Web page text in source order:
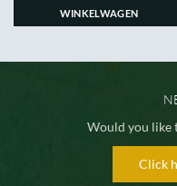
WINKELWAGEN
Would you like
Click